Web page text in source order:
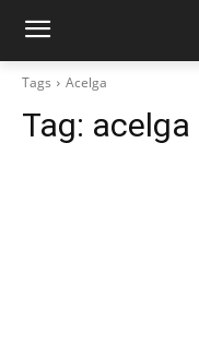
Tags Acelga
Tag: acelga